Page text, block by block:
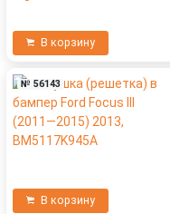
В корзину
№ 56143
В корзину